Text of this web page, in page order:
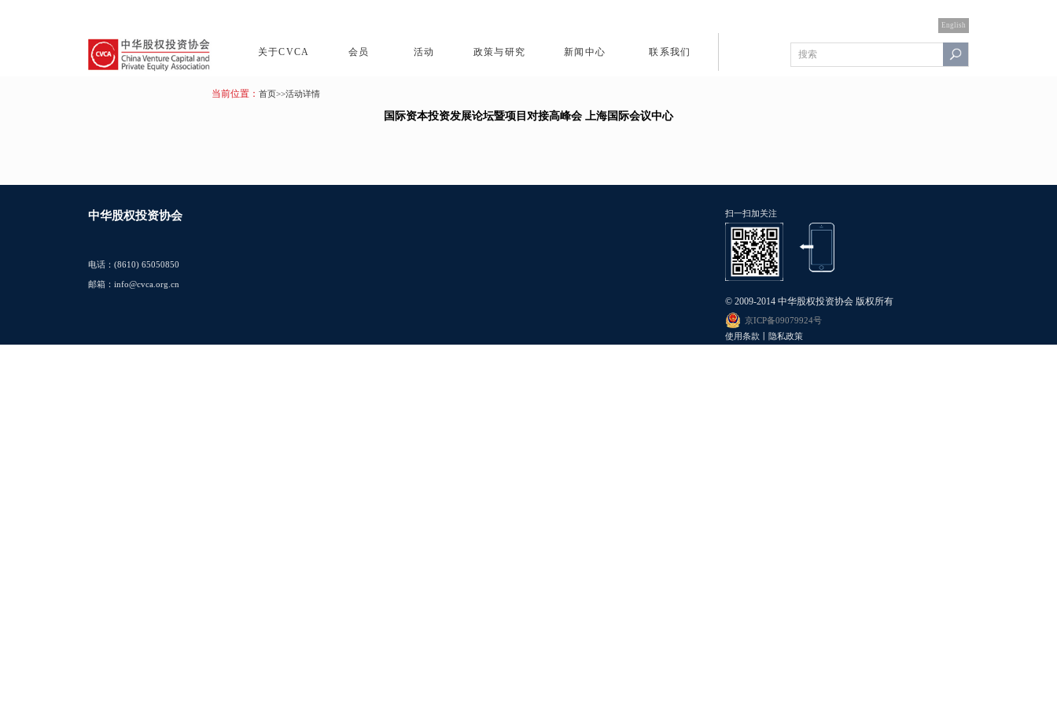
English
关于CVCA 会员 活动 政策与研究 新闻中心 联系我们
当前位置： 首页>>活动详情
国际资本投资发展论坛暨项目对接高峰会 上海国际会议中心
中华股权投资协会
电话：(8610) 65050850
邮箱：info@cvca.org.cn
扫一扫加关注
© 2009-2014 中华股权投资协会 版权所有
京ICP备09079924号
使用条款丨隐私政策